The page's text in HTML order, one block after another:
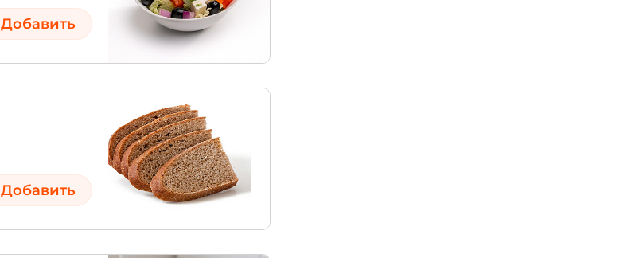
Добавить
Добавить